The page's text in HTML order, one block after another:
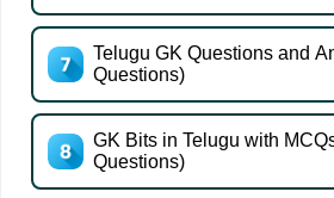
Telugu GK Questions and
Questions)
GK Bits in Telugu with
Questions)